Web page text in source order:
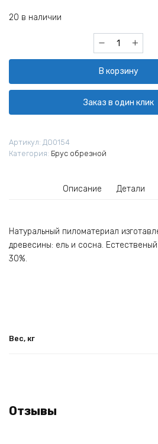
20 в наличии
Количество
товара
обрезной
40х40х3000
ГОСТ
Ивантеевка
сорт
В корзину
Заказ в один клик
Артикул: ДО0154
Категория: Брус обрезной
Описание Детали
Натуральный пиломатериал
древесины: ель и сосна.
30%.
Вес, кг
Отзывы